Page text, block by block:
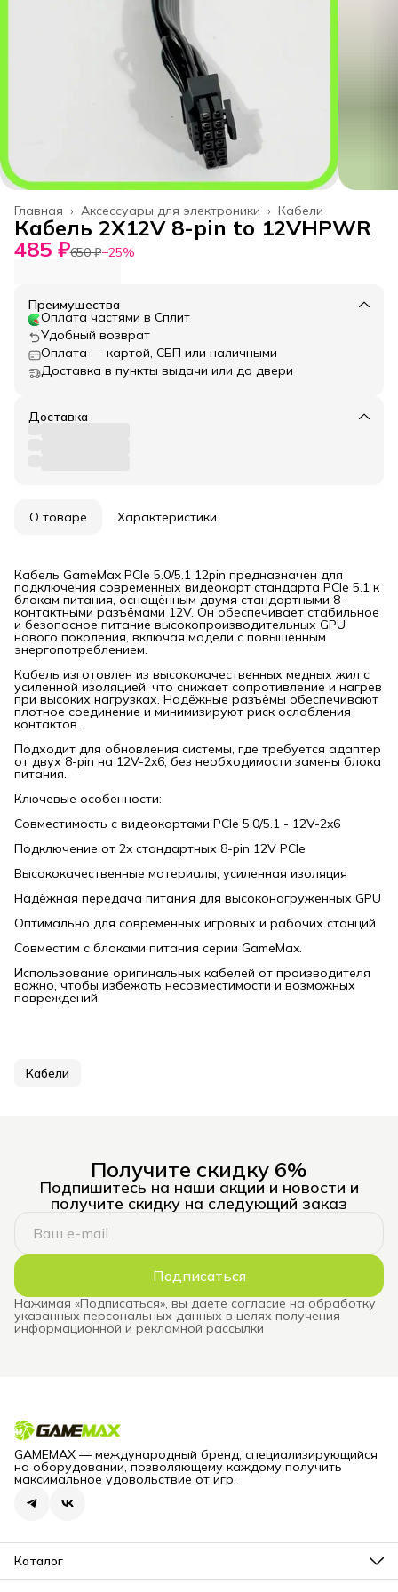
Кабели
Аксессуары для электроники ›
Главная ›
Кабель 2X12V 8-pin to 12VHPWR
485 ₽650 ₽−25%
Преимущества
Оплата частями в Сплит
Удобный возврат
Оплата — картой, СБП или наличными
Доставка в пункты выдачи или до двери
Доставка
О товаре Характеристики
Кабель GameMax PCIe 5.0/5.1 12pin предназначен для
подключения современных видеокарт стандарта PCIe 5.1 к
блокам питания, оснащённым двумя стандартными 8-
контактными разъёмами 12V. Он обеспечивает стабильное
и безопасное питание высокопроизводительных GPU
нового поколения, включая модели с повышенным
энергопотреблением.
Кабель изготовлен из высококачественных медных жил с
усиленной изоляцией, что снижает сопротивление и нагрев
при высоких нагрузках. Надёжные разъёмы обеспечивают
плотное соединение и минимизируют риск ослабления
контактов.
Подходит для обновления системы, где требуется адаптер
от двух 8-pin на 12V-2x6, без необходимости замены блока
питания.
Ключевые особенности:
Совместимость с видеокартами PCIe 5.0/5.1 - 12V-2x6
Подключение от 2x стандартных 8-pin 12V PCIe
Высококачественные материалы, усиленная изоляция
Надёжная передача питания для высоконагруженных GPU
Оптимально для современных игровых и рабочих станций
Совместим с блоками питания серии GameMax.
Использование оригинальных кабелей от производителя
важно, чтобы избежать несовместимости и возможных
повреждений.
Кабели
Получите скидку 6%
Подпишитесь на наши акции и новости и
получите скидку на следующий заказ
Подписаться
Нажимая «Подписаться», вы даете согласие на обработку
указанных персональных данных в целях получения
информационной и рекламной рассылки
GAMEMAX — международный бренд, специализирующийся
на оборудовании, позволяющему каждому получить
максимальное удовольствие от игр.
Каталог
Блоки питания для компьютеров